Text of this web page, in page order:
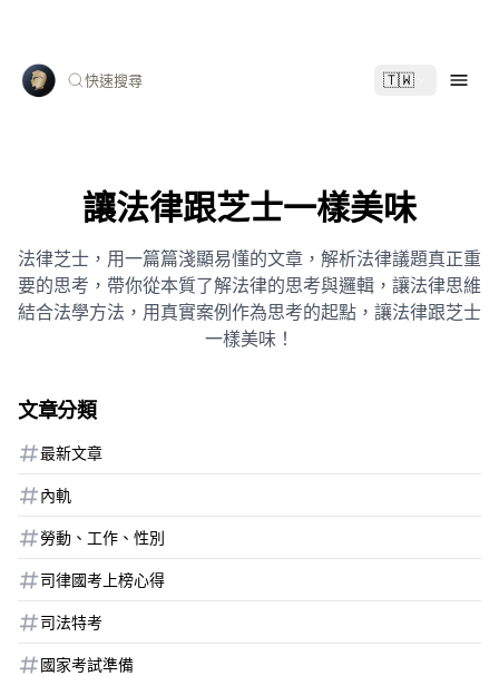
快速搜尋 🇹🇼
讓法律跟芝士一樣美味
法律芝士，用一篇篇淺顯易懂的文章，解析法律議題真正重
要的思考，帶你從本質了解法律的思考與邏輯，讓法律思維
結合法學方法，用真實案例作為思考的起點，讓法律跟芝士
一樣美味！
文章分類
最新文章
內軌
勞動、工作、性別
司律國考上榜心得
司法特考
國家考試準備